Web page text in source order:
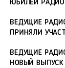
ЮБИЛЕЙ РАДИО
ВЕДУЩИЕ
ПРИНЯЛИ
ВЕДУЩИЕ
НОВЫЙ ВЫПУСК